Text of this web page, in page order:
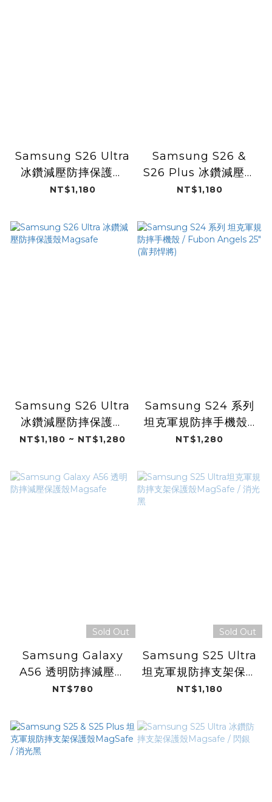
Samsung S26 Ultra
冰鑽減壓防摔保護殼
Magsafe
NT$1,180
Samsung S26 &
S26 Plus 冰鑽減壓防
摔保護殼Magsafe
NT$1,180
Samsung S26 Ultra
冰鑽減壓防摔保護殼
Magsafe
NT$1,180 ~ NT$1,280
Samsung S24 系列
坦克軍規防摔手機殼 /
Fubon Angels 25"
NT$1,280
Sold Out
Samsung Galaxy
A56 透明防摔減壓保
護殼Magsafe
NT$780
Sold Out
Samsung S25 Ultra
坦克軍規防摔支架保護
殼MagSafe / 消光黑
NT$1,180